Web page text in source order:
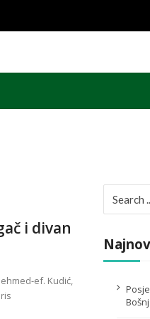
i divan
ef. Kudić,
for: